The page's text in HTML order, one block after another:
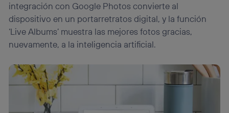
integración con Google Photos convierte al
dispositivo en un portarretratos digital, y la función
‘Live Albums’ muestra las mejores fotos gracias,
nuevamente, a la inteligencia artificial.